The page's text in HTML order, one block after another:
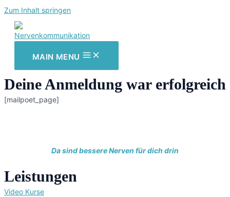
Zum Inhalt springen
MAIN MENU
Deine Anmeldung war erfolgreich
[mailpoet_page]
Da sind bessere Nerven für dich drin
Leistungen
Video Kurse